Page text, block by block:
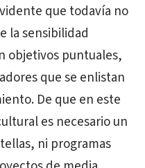
que todavía no
la sensibilidad
objetivos puntuales,
que se enlistan
De que en este
es necesario un
ni programas